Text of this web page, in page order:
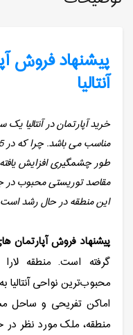
پیشنهاد فروش
آنتالیا
خرید آپارتمان در آنتالیا
طور چشمگیری افزایش یافته
مقاصد توریستی محبوب در
این منطقه در حال رشد
پیشنهاد فروش آپارتمان
گرفته است. منطقه
محبوب‌ترین نواحی
اماکن تفریحی و ساحل
منطقه، ملک مورد نظر